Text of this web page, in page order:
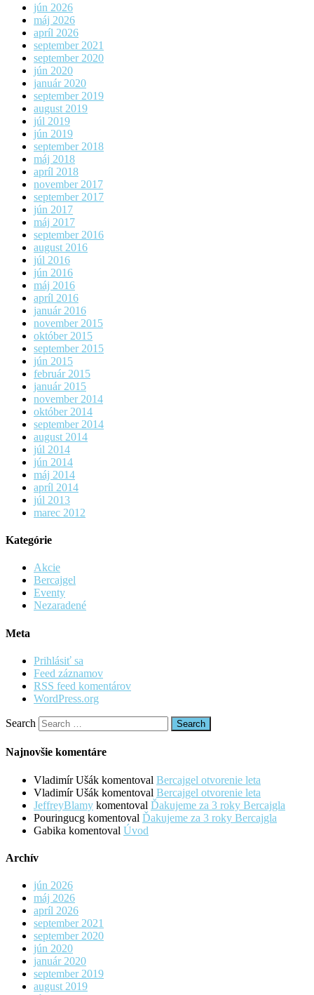
jún 2026
máj 2026
apríl 2026
september 2021
september 2020
jún 2020
január 2020
september 2019
august 2019
júl 2019
jún 2019
september 2018
máj 2018
apríl 2018
november 2017
september 2017
jún 2017
máj 2017
september 2016
august 2016
júl 2016
jún 2016
máj 2016
apríl 2016
január 2016
november 2015
október 2015
september 2015
jún 2015
február 2015
január 2015
november 2014
október 2014
september 2014
august 2014
júl 2014
jún 2014
máj 2014
apríl 2014
júl 2013
marec 2012
Kategórie
Akcie
Bercajgel
Eventy
Nezaradené
Meta
Prihlásiť sa
Feed záznamov
RSS feed komentárov
WordPress.org
Search
Najnovšie komentáre
Vladimír Ušák komentoval Bercajgel otvorenie leta
Vladimír Ušák komentoval Bercajgel otvorenie leta
JeffreyBlamy komentoval Ďakujeme za 3 roky Bercajgla
Pouringucg komentoval Ďakujeme za 3 roky Bercajgla
Gabika komentoval Úvod
Archív
jún 2026
máj 2026
apríl 2026
september 2021
september 2020
jún 2020
január 2020
september 2019
august 2019